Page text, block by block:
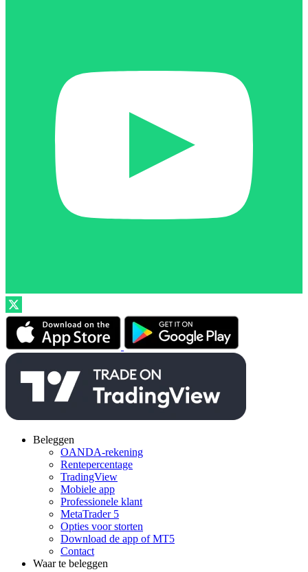
Beleggen
OANDA-rekening
Rentepercentage
TradingView
Mobiele app
Professionele klant
MetaTrader 5
Opties voor storten
Download de app of MT5
Contact
Waar te beleggen